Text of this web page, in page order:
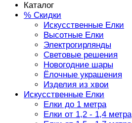
Каталог
% Скидки
Искусственные Елки
Высотные Елки
Электрогирлянды
Световые решения
Новогодние шары
Ёлочные украшения
Изделия из хвои
Искусственные Елки
Елки до 1 метра
Елки от 1,2 - 1,4 метра